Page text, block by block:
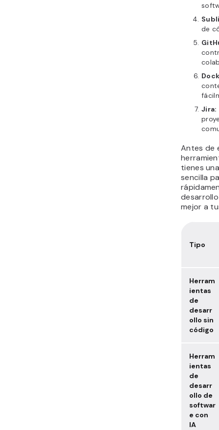
de
Jira:
Antes de
tienes
sencilla
mejor a
Tipo
Herram
ientas
de
desarr
ollo sin
código
Herram
ientas
de
desarr
ollo de
softwar
e con
IA